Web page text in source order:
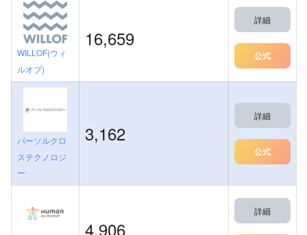
WILLOF(ウィ
ルオブ)
16,659
詳細
公式
パーソルクロ
ステクノロジ
ー
3,162
詳細
公式
4,906
詳細